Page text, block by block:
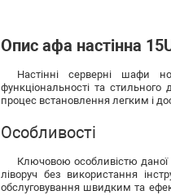
Опис афа настінна
Настінні серверні шафи
функціональності та
процес встановлення легким і
Особливості
Ключовою особливістю даної
ліворуч без використання
обслуговування швидким та